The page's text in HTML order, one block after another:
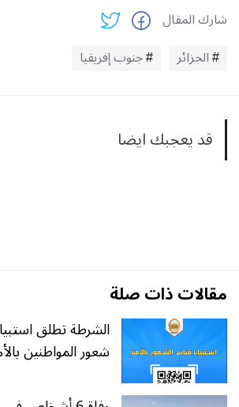
شارك المقال
الجزائر
جنوب إفريقيا
قد يعجبك ايضا
مقالات ذات صلة
الشرطة تطلق
شعور المواطنين